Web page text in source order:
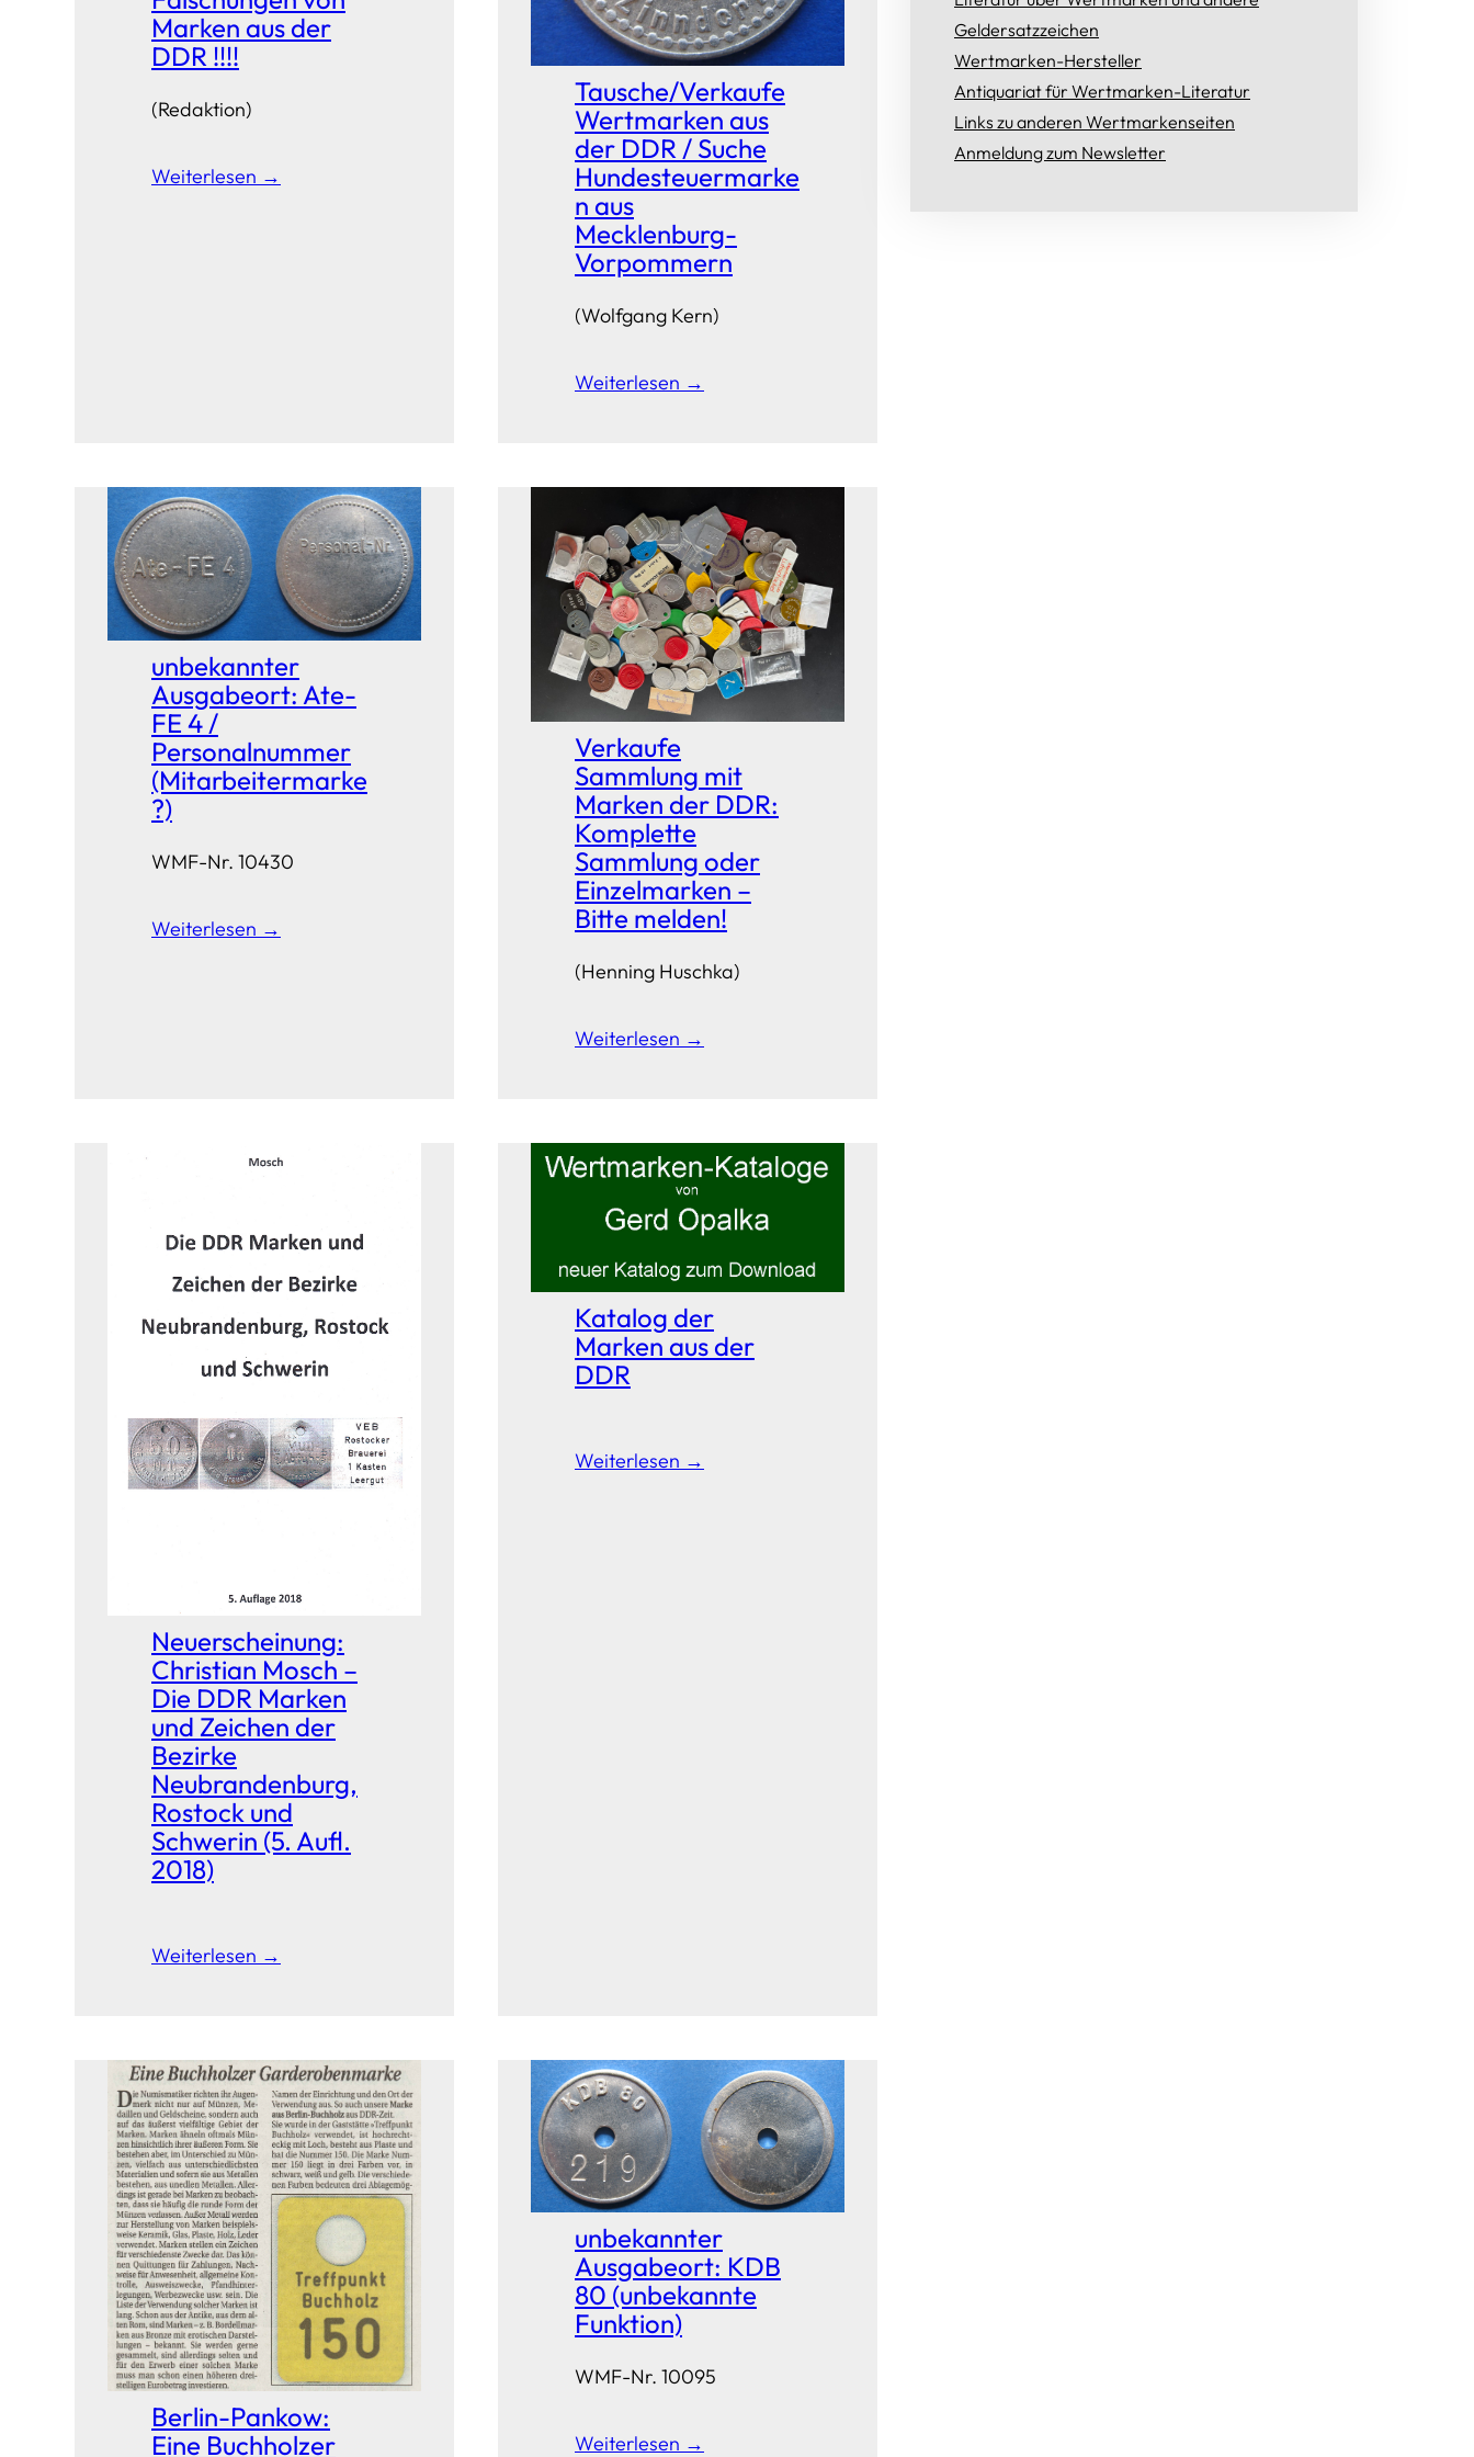
Marken aus der
DDR !!!!
(Redaktion)
Weiterlesen →
Tausche/Verkaufe
Wertmarken aus
der DDR / Suche
Hundesteuermarke
n aus
Mecklenburg-
Vorpommern
(Wolfgang Kern)
Weiterlesen →
unbekannter
Ausgabeort: Ate-
FE 4 /
Personalnummer
(Mitarbeitermarke
?)
WMF-Nr. 10430
Weiterlesen →
Verkaufe
Sammlung mit
Marken der DDR:
Komplette
Sammlung oder
Einzelmarken –
Bitte melden!
(Henning Huschka)
Weiterlesen →
Neuerscheinung:
Christian Mosch –
Die DDR Marken
und Zeichen der
Bezirke
Neubrandenburg,
Rostock und
Schwerin (5. Aufl.
2018)
Weiterlesen →
Katalog der
Marken aus der
DDR
Weiterlesen →
Berlin-Pankow:
Eine Buchholzer
unbekannter
Ausgabeort: KDB
80 (unbekannte
Funktion)
WMF-Nr. 10095
Weiterlesen →
Geldersatzzeichen
Wertmarken-Hersteller
Antiquariat für Wertmarken-Literatur
Links zu anderen Wertmarkenseiten
Anmeldung zum Newsletter